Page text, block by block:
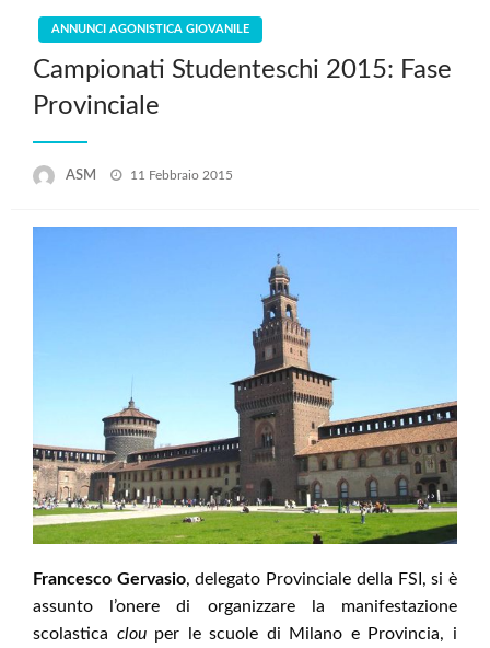
ANNUNCI AGONISTICA GIOVANILE
Campionati Studenteschi 2015: Fase
Provinciale
ASM
Posted
11 Febbraio 2015
Francesco Gervasio, delegato Provinciale della FSI, si è
assunto l’onere di organizzare la manifestazione
scolastica clouper le scuole di Milano e Provincia, i